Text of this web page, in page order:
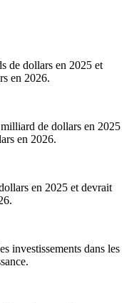
de dollars en 2025 et
en 2026.
de dollars en 2025
en 2026.
en 2025 et devrait
investissements dans les